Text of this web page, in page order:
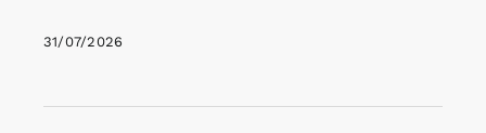
31/07/2026